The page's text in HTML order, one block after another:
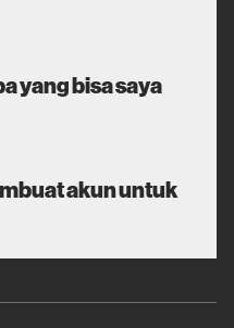
yang bisa saya
akun untuk